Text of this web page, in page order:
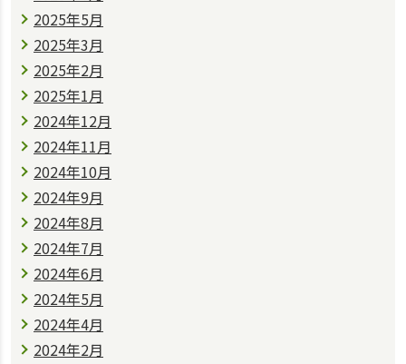
2025年5月
2025年3月
2025年2月
2025年1月
2024年12月
2024年11月
2024年10月
2024年9月
2024年8月
2024年7月
2024年6月
2024年5月
2024年4月
2024年2月